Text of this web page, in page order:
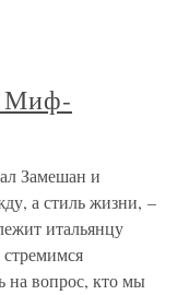
Миф-
Замешан и
а стиль жизни, –
итальянцу
на вопрос, кто мы